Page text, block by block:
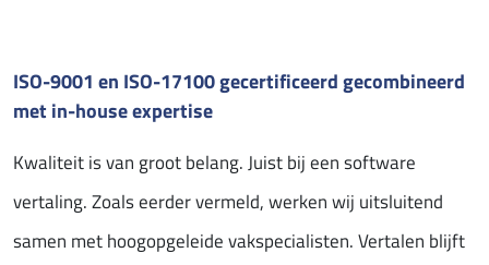
ISO-9001 en ISO-17100 gecertificeerd gecombineerd
met in-house expertise
Kwaliteit is van groot belang. Juist bij een software
vertaling. Zoals eerder vermeld, werken wij uitsluitend
samen met hoogopgeleide vakspecialisten. Vertalen blijft